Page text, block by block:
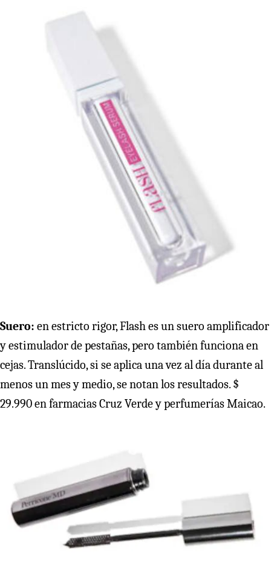
Suero: en estricto rigor, Flash es un suero amplificador
y estimulador de pestañas, pero también funciona en
cejas. Translúcido, si se aplica una vez al día durante al
menos un mes y medio, se notan los resultados. $
29.990 en farmacias Cruz Verde y perfumerías Maicao.